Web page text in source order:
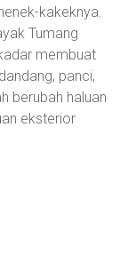
kakeknya.
Tumang
membuat
panci,
berubah haluan
eksterior